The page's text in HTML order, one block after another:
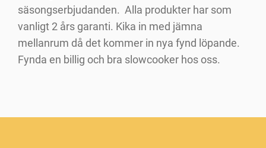
säsongserbjudanden. Alla produkter har som
vanligt 2 års garanti. Kika in med jämna
mellanrum då det kommer in nya fynd löpande.
Fynda en billig och bra slowcooker hos oss.